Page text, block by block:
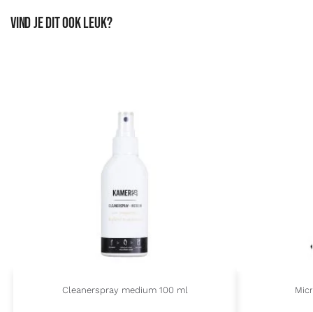
Vind je dit ook leuk?
Cleanerspray medium 100 ml